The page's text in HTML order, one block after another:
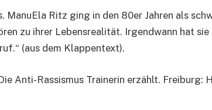
ManuEla Ritz ging in den 80er Jahren als
zu ihrer Lebensrealität. Irgendwann hat
(aus dem Klappentext).
Anti-Rassismus Trainerin erzählt. Freiburg: